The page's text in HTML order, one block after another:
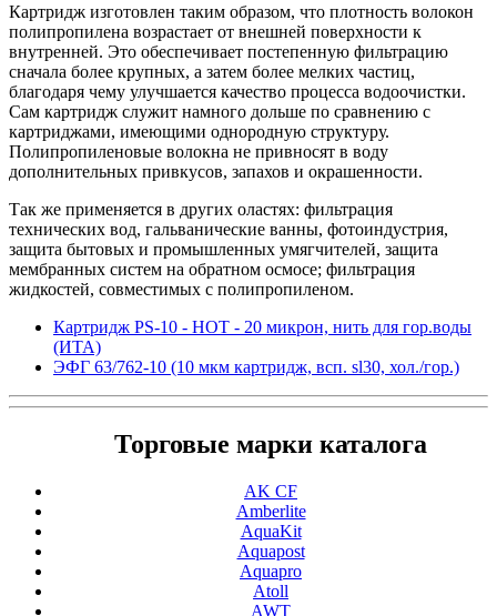
Картридж изготовлен таким образом, что плотность волокон
полипропилена возрастает от внешней поверхности к
внутренней. Это обеспечивает постепенную фильтрацию
сначала более крупных, а затем более мелких частиц,
благодаря чему улучшается качество процесса водоочистки.
Сам картридж служит намного дольше по сравнению с
картриджами, имеющими однородную структуру.
Полипропиленовые волокна не привносят в воду
дополнительных привкусов, запахов и окрашенности.
Так же применяется в других оластях: фильтрация
технических вод, гальванические ванны, фотоиндустрия,
защита бытовых и промышленных умягчителей, защита
мембранных систем на обратном осмосе; фильтрация
жидкостей, совместимых с полипропиленом.
Картридж PS-10 - НОТ - 20 микрон, нить для гор.воды
(ИТА)
ЭФГ 63/762-10 (10 мкм картридж, всп. sl30, хол./гор.)
Торговые марки каталога
AK CF
Amberlite
AquaKit
Aquapost
Aquapro
Atoll
AWT